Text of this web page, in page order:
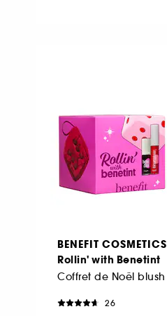
BENEFIT COSMETICS
Rollin' with Benetint
26